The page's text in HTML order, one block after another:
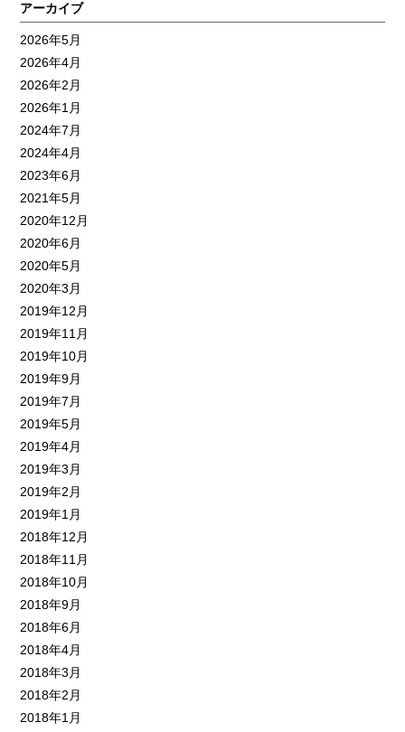
アーカイブ
2026年5月
2026年4月
2026年2月
2026年1月
2024年7月
2024年4月
2023年6月
2021年5月
2020年12月
2020年6月
2020年5月
2020年3月
2019年12月
2019年11月
2019年10月
2019年9月
2019年7月
2019年5月
2019年4月
2019年3月
2019年2月
2019年1月
2018年12月
2018年11月
2018年10月
2018年9月
2018年6月
2018年4月
2018年3月
2018年2月
2018年1月